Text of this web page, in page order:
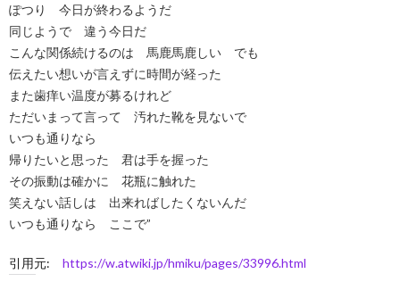
ぽつり 今日が終わるようだ
同じようで 違う今日だ
こんな関係続けるのは 馬鹿馬鹿しい でも
伝えたい想いが言えずに時間が経った
また歯痒い温度が募るけれど
ただいまって言って 汚れた靴を見ないで
いつも通りなら
帰りたいと思った 君は手を握った
その振動は確かに 花瓶に触れた
笑えない話しは 出来ればしたくないんだ
いつも通りなら ここで”
引用元: https://w.atwiki.jp/hmiku/pages/33996.html